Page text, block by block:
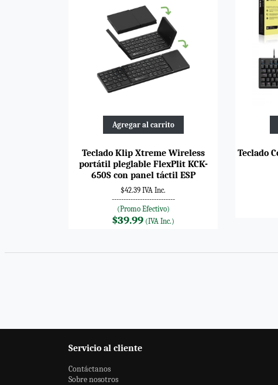
Agregar al carrito
Teclado Klip Xtreme Wireless
portátil pleglable FlexPlit KCK-
650S con panel táctil ESP
$42.39 IVA Inc.
---------------------------
(Promo Efectivo)
$39.99 (IVA Inc.)
Teclado
Servicio al cliente
Contáctanos
Sobre nosotros